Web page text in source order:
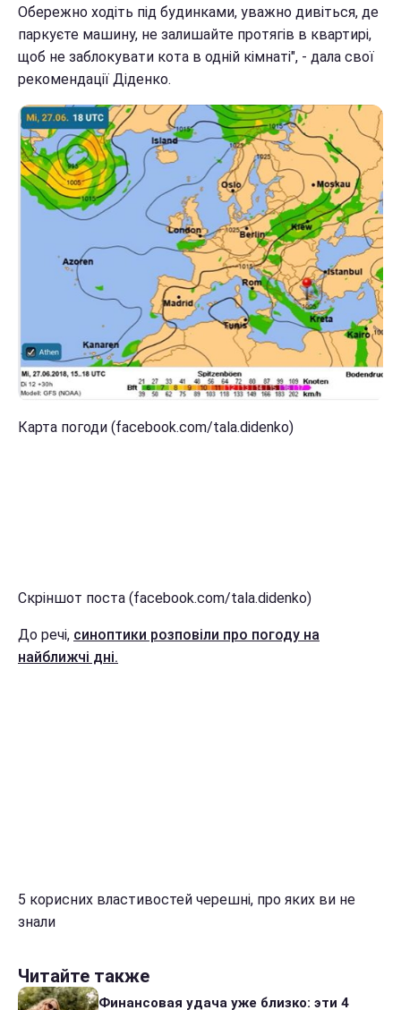
Обережно ходіть під будинками, уважно дивіться, де
паркуєте машину, не залишайте протягів в квартирі,
щоб не заблокувати кота в одній кімнаті", - дала свої
рекомендації Діденко.
Карта погоди (facebook.com/tala.didenko)
Скріншот поста (facebook.com/tala.didenko)
До речі, синоптики розповіли про погоду на
найближчі дні.
5 корисних властивостей черешні, про яких ви не
знали
Читайте также
Финансовая удача уже близко: эти 4